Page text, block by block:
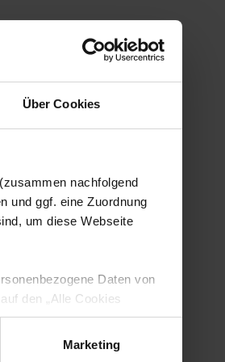
Über Cookies
nachfolgend
und ggf. eine Zuordnung
um diese Webseite
Daten von
den „Alle Cookies
Verarbeitung Ihrer
Art. 6 Abs. 1 lit. a DSGVO
Marketing